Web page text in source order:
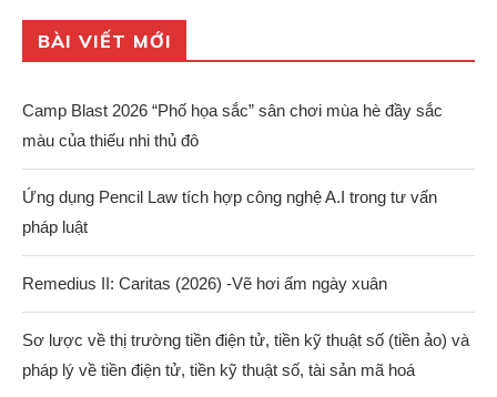
BÀI VIẾT MỚI
Camp Blast 2026 “Phố họa sắc” sân chơi mùa hè đầy sắc
màu của thiếu nhi thủ đô
Ứng dụng Pencil Law tích hợp công nghệ A.I trong tư vấn
pháp luật
Remedius II: Caritas (2026) -Vẽ hơi ấm ngày xuân
Sơ lược về thị trường tiền điện tử, tiền kỹ thuật số (tiền ảo) và
pháp lý về tiền điện tử, tiền kỹ thuật số, tài sản mã hoá